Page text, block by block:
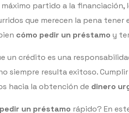
máximo partido a la
que merecen la pena tener
cómo pedir un préstamo y
un crédito es una
siempre resulta exitoso.
hacia la obtención de dinero
pedir un préstamo rápido? En